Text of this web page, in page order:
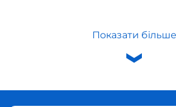
Показати більше